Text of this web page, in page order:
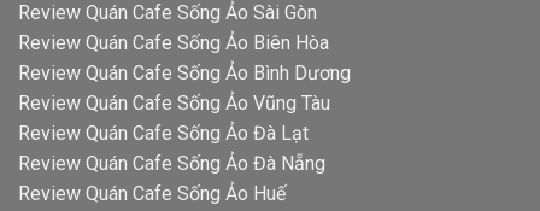
Review Quán Cafe Sống Ảo Sài Gòn
Review Quán Cafe Sống Ảo Biên Hòa
Review Quán Cafe Sống Ảo Bình Dương
Review Quán Cafe Sống Ảo Vũng Tàu
Review Quán Cafe Sống Ảo Đà Lạt
Review Quán Cafe Sống Ảo Đà Nẵng
Review Quán Cafe Sống Ảo Huế